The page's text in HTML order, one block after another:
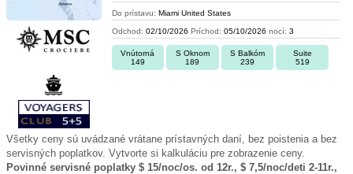
Do prístavu: Miami United States
Odchod: 02/10/2026 Príchod: 05/10/2026 nocí: 3
Vnútorná
149
S Oknom
189
S Balkóm
239
Suite
519
Všetky ceny sú uvádzané vrátane prístavných daní, bez poistenia a bez
servisných poplatkov. Vytvorte si kalkuláciu pre zobrazenie ceny.
Povinné servisné poplatky $ 15/noc/os. od 12r., $ 7,5/noc/deti 2-11r.,